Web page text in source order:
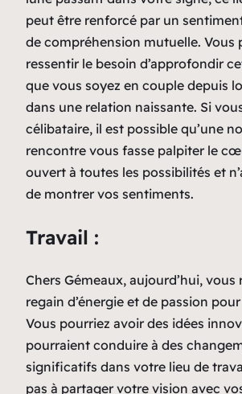
peut être renforcé par un
de compréhension mutuelle. Vous
ressentir le besoin d’approfondir
que vous soyez en couple depuis
dans une relation naissante. Si
célibataire, il est possible qu’une
rencontre vous fasse palpiter le
ouvert à toutes les possibilités et
de montrer vos sentiments.
Travail :
Chers Gémeaux, aujourd’hui, vous
regain d’énergie et de passion
Vous pourriez avoir des idées
pourraient conduire à des
significatifs dans votre lieu de
pas à partager votre vision avec